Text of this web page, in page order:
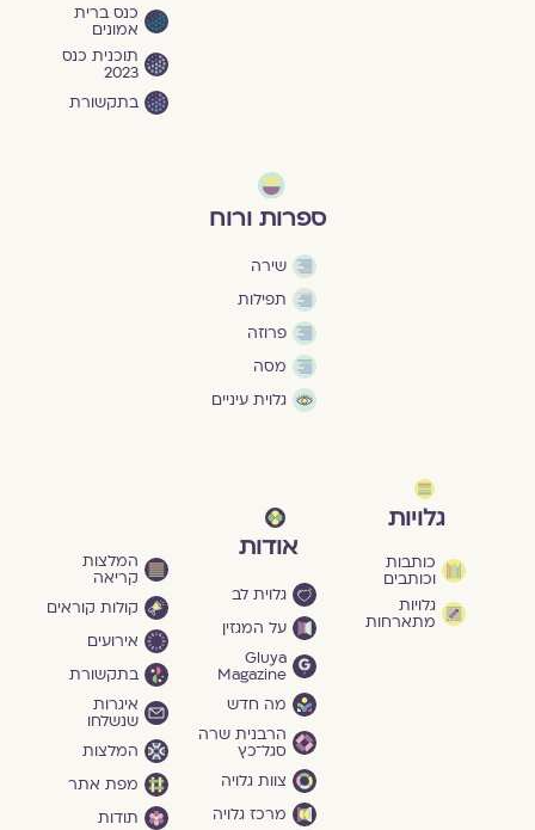
כנס ברית
אמונים
תוכנית כנס
2023
בתקשורת
ספרות ורוח
שירה
תפילות
פרוזה
מסה
גלוית עיניים
גלויות
כותבות
וכותבים
גלויות
מתארחות
אודות
גלוית לב
על המגזין
Gluya
Magazine
מה חדש
הרבנית שרה
סגל־כץ
צוות גלויה
מרכז גלויה
המלצות
קריאה
קולות קוראים
אירועים
בתקשורת
איגרות
שנשלחו
המלצות
מפת אתר
תודות